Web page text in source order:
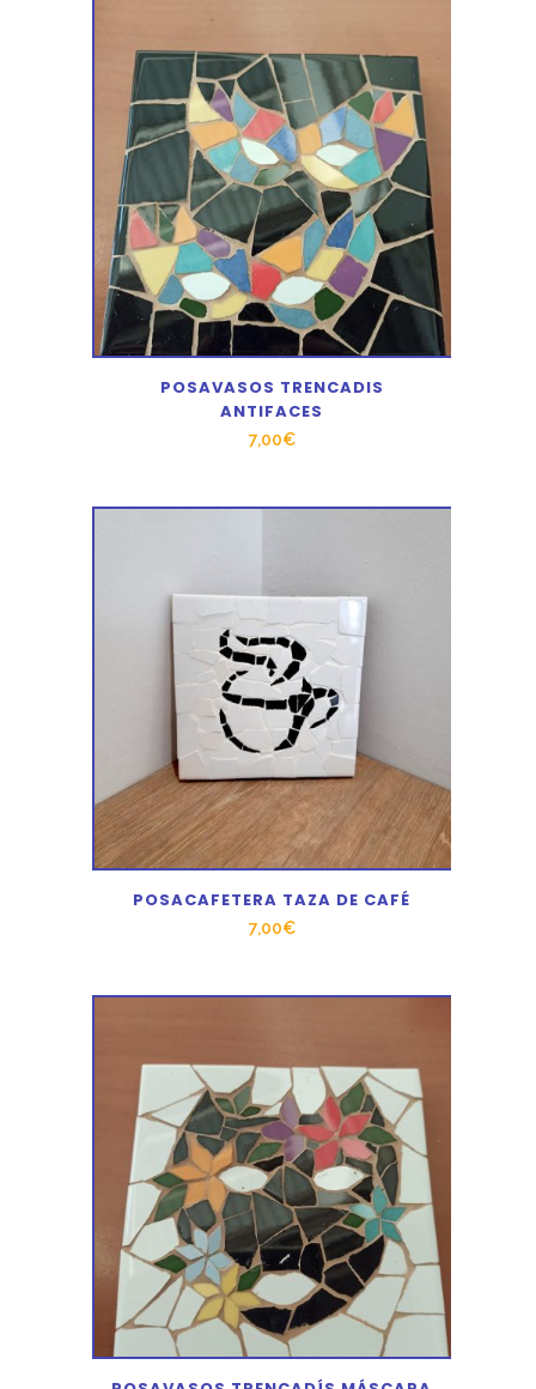
POSAVASOS TRENCADIS
ANTIFACES
7,00€
POSACAFETERA TAZA DE CAFÉ
7,00€